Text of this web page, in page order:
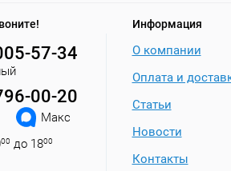
57-34
00-20
Макс
00 до 1800
Информация
О компании
Оплата и
Статьи
Новости
Контакты